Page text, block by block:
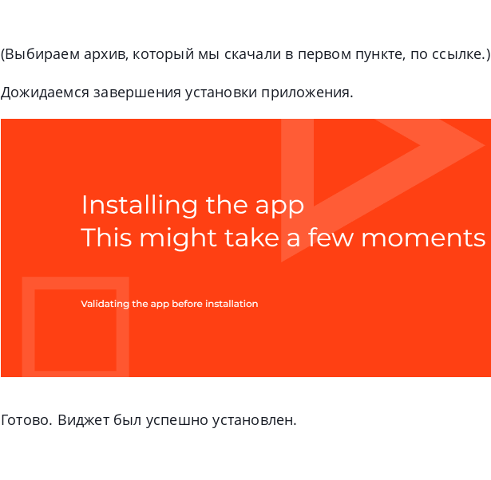
(Выбираем архив, который мы скачали в первом пункте, по ссылке.)
Дожидаемся завершения установки приложения.
Готово. Виджет был успешно установлен.